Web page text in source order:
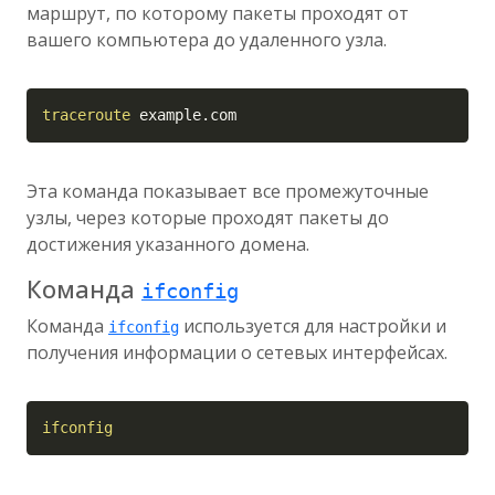
маршрут, по которому пакеты проходят от
вашего компьютера до удаленного узла.
traceroute example.com
Эта команда показывает все промежуточные
узлы, через которые проходят пакеты до
достижения указанного домена.
Команда ifconfig
Команда ifconfig используется для настройки и
получения информации о сетевых интерфейсах.
ifconfig